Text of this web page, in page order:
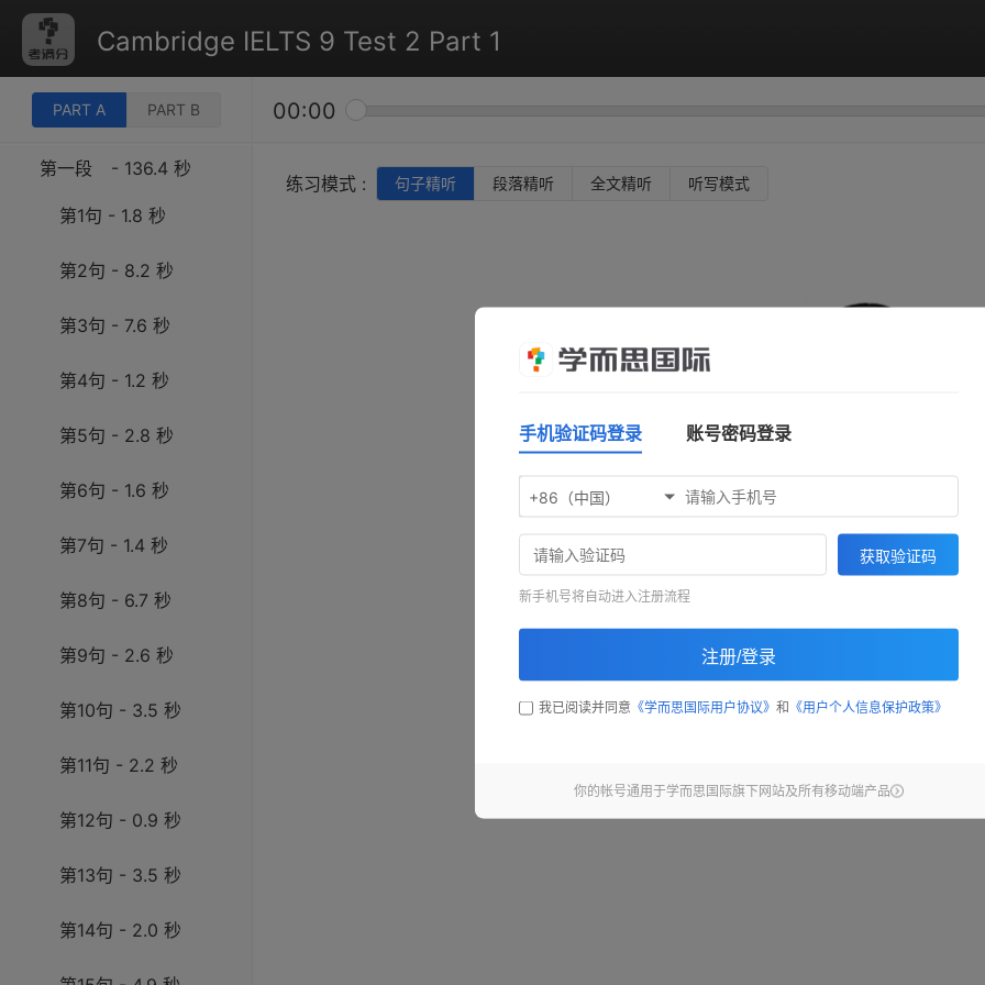
Cambridge IELTS 9 Test 2 Part 1
PART A PART B 00:00
第一段 - 136.4 秒
第1句 - 1.8 秒
第2句 - 8.2 秒
第3句 - 7.6 秒
第4句 - 1.2 秒
第5句 - 2.8 秒
第6句 - 1.6 秒
第7句 - 1.4 秒
第8句 - 6.7 秒
第9句 - 2.6 秒
第10句 - 3.5 秒
第11句 - 2.2 秒
第12句 - 0.9 秒
第13句 - 3.5 秒
第14句 - 2.0 秒
练习模式 : 句子精听 段落精听 全文精听 听写模式
71033同学完
手机验证码登录 账号密码登录
+86（中国）
获取验证码
新手机号将自动进入注册流程
注册/登录
我已阅读并同意 《学而思国际用户协议》 和 《用户个人信息保护政策》
你的帐号通用于学而思国际旗下网站及所有移动端产品